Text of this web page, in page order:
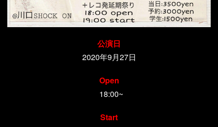
公演日
2020年9月27日
Open
18:00~
Start